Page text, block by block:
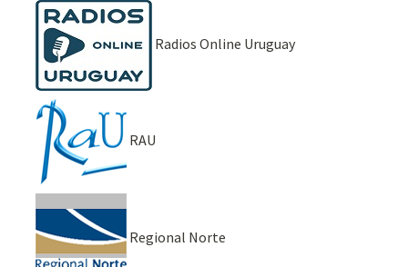
Radios Online Uruguay
RAU
Regional Norte